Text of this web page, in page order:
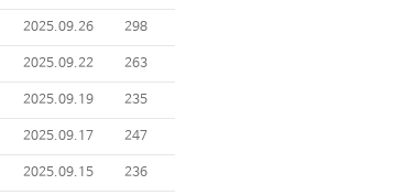
2025.09.26 298
2025.09.22 263
2025.09.19 235
2025.09.17 247
2025.09.15 236